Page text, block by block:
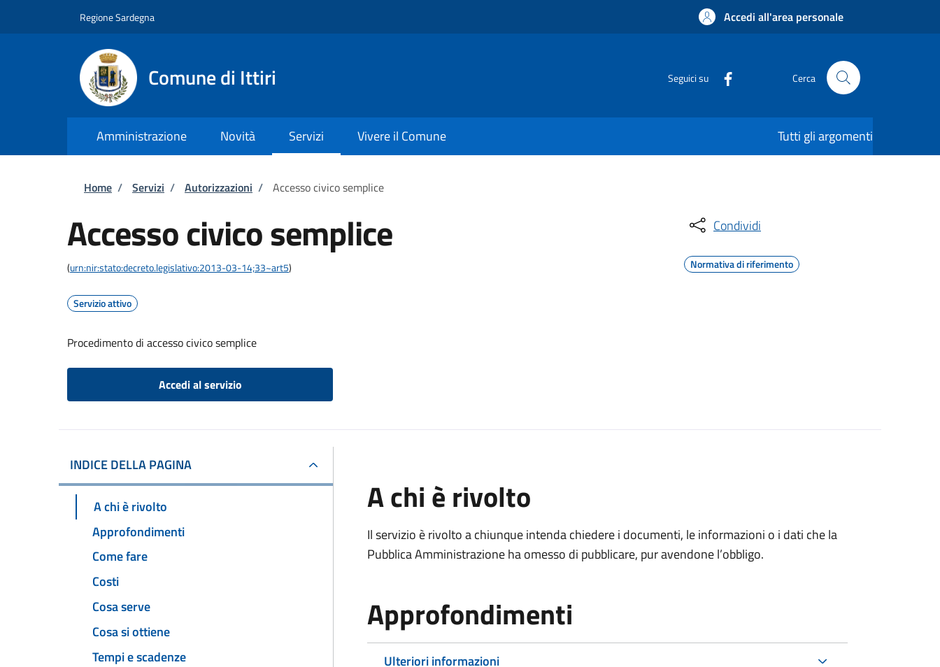
Regione Sardegna Accedi all'area personale
Comune di Ittiri Seguici su Cerca
Amministrazione Novità Servizi Vivere il Comune Tutti gli argomenti
Briciole di pane
Home / Servizi / Autorizzazioni / Accesso civico semplice
Accesso civico semplice
(urn:nir:stato:decreto.legislativo:2013-03-14;33~art5)
Servizio attivo
Procedimento di accesso civico semplice
Accedi al servizio
Condividi
Normativa di riferimento
INDICE DELLA PAGINA
A chi è rivolto
Approfondimenti
Come fare
Costi
Cosa serve
Cosa si ottiene
Tempi e scadenze
A chi è rivolto
Il servizio è rivolto a chiunque intenda chiedere i documenti, le informazioni o i dati che la
Pubblica Amministrazione ha omesso di pubblicare, pur avendone l’obbligo.
Approfondimenti
Ulteriori informazioni